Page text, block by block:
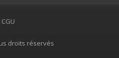
CGU
droits réservés